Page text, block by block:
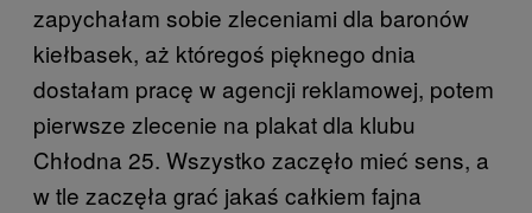
zapychałam sobie zleceniami dla baronów
kiełbasek, aż któregoś pięknego dnia
dostałam pracę w agencji reklamowej, potem
pierwsze zlecenie na plakat dla klubu
Chłodna 25. Wszystko zaczęło mieć sens, a
w tle zaczęła grać jakaś całkiem fajna